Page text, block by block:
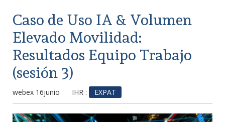
Caso de Uso IA & Volumen
Elevado Movilidad:
Resultados Equipo Trabajo
(sesión 3)
webex 16junio IHR : EXPAT